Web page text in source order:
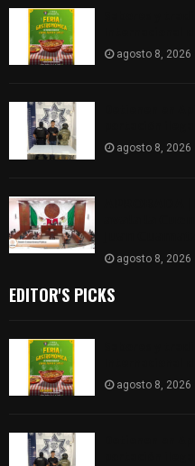
agosto 8, 2026
agosto 8, 2026
agosto 8, 2026
EDITOR'S PICKS
agosto 8, 2026